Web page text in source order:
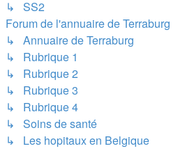
↳ SS2
Forum de l'annuaire de Terraburg
↳ Annuaire de Terraburg
↳ Rubrique 1
↳ Rubrique 2
↳ Rubrique 3
↳ Rubrique 4
↳ Soins de santé
↳ Les hopitaux en Belgique